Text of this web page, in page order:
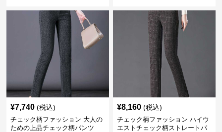
¥7,740 (税込)
チェック柄ファッション 大人の
ための上品チェック柄パンツ
¥8,160 (税込)
チェック柄ファッション ハイウ
エストチェック柄ストレートパ